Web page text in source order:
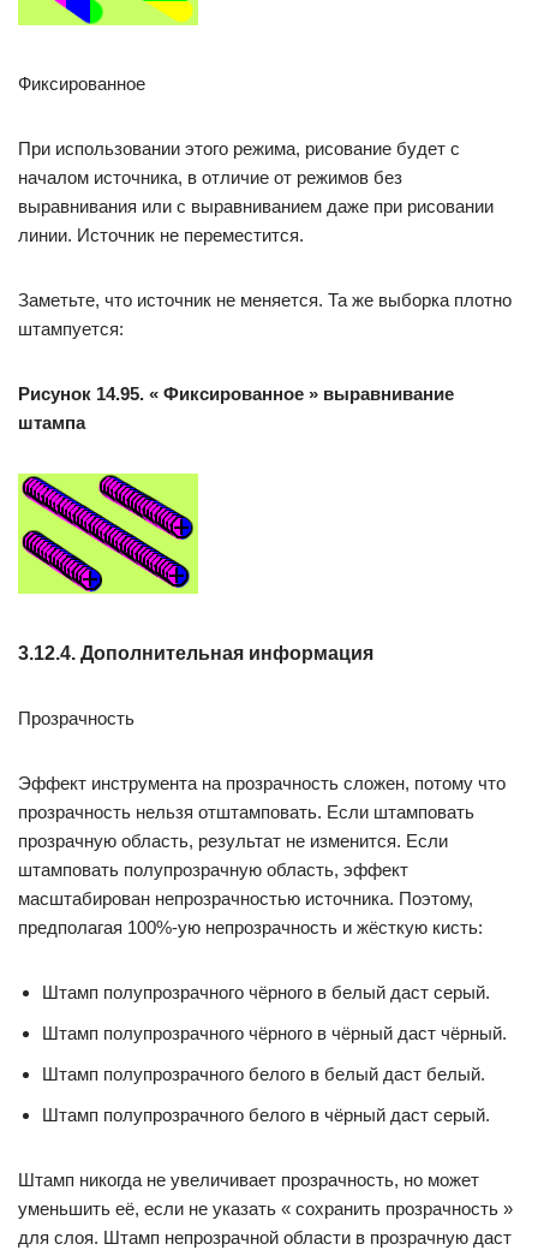
Фиксированное
При использовании этого режима, рисование будет с
началом источника, в отличие от режимов без
выравнивания или с выравниванием даже при рисовании
линии. Источник не переместится.
Заметьте, что источник не меняется. Та же выборка плотно
штампуется:
Рисунок 14.95. « Фиксированное » выравнивание
штампа
3.12.4. Дополнительная информация
Прозрачность
Эффект инструмента на прозрачность сложен, потому что
прозрачность нельзя отштамповать. Если штамповать
прозрачную область, результат не изменится. Если
штамповать полупрозрачную область, эффект
масштабирован непрозрачностью источника. Поэтому,
предполагая 100%-ую непрозрачность и жёсткую кисть:
Штамп полупрозрачного чёрного в белый даст серый.
Штамп полупрозрачного чёрного в чёрный даст чёрный.
Штамп полупрозрачного белого в белый даст белый.
Штамп полупрозрачного белого в чёрный даст серый.
Штамп никогда не увеличивает прозрачность, но может
уменьшить её, если не указать « сохранить прозрачность »
для слоя. Штамп непрозрачной области в прозрачную даст